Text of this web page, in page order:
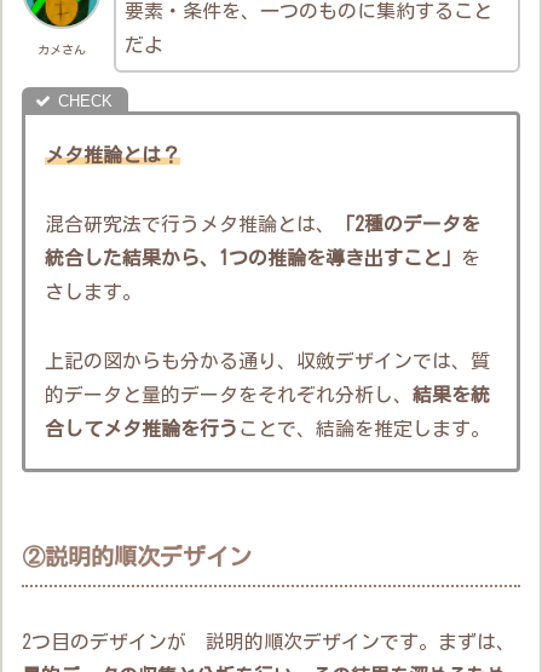
カメさん
要素・条件を、一つのものに集約すること
だよ
メタ推論とは？
混合研究法で行うメタ推論とは、
「2種のデータを
統合した結果から、1つの推論を導き出すこと」 を
さします。
上記の図からも分かる通り、収斂デザインでは、質
的データと量的データをそれぞれ分析し、結果を統
合してメタ推論を行う ことで、結論を推定します。
②説明的順次デザイン
2つ目のデザインが 説明的順次デザインです。まずは、